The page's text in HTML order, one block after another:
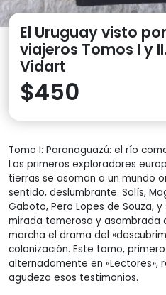
El Uruguay visto
viajeros Tomos I y
Vidart
$450
Tomo I: Paranaguazú: el río
Los primeros exploradores
tierras se asoman a un mundo
sentido, deslumbrante. Solís,
Gaboto, Pero Lopes de Souza,
mirada temerosa y asombrada
marcha el drama del
colonización. Este tomo,
alternadamente en «Lectores»,
agudeza esos testimonios.